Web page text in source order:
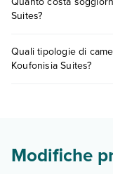
presso Ionathan
dedicata
Suites?
a vari fattori (per
consultare i prezzi,
Quali tipologie di
Koufonisia Suites?
Modifiche